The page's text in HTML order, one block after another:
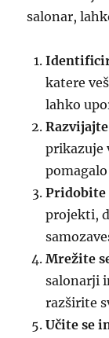
salonar,
katere
lahko
prikazuje
Pridobite
projekti,
Mrežite
salonarji
razširite
Učite se